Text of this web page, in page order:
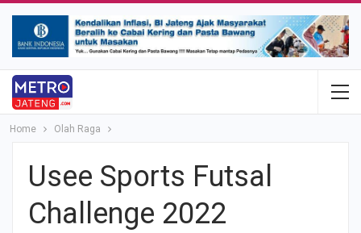
Home Olah Raga
Usee Sports Futsal
Challenge 2022